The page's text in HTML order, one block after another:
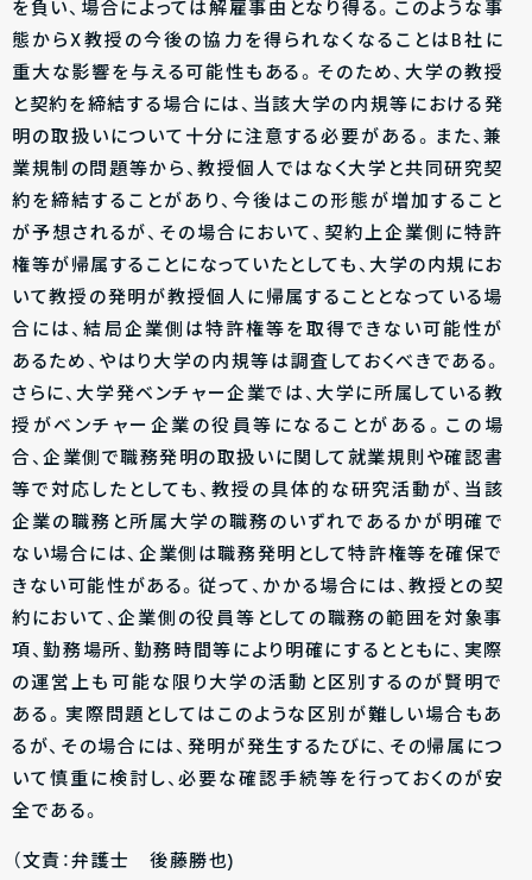
を負い、場合によっては解雇事由となり得る。このような事
態からX教授の今後の協力を得られなくなることはB社に
重大な影響を与える可能性もある。そのため、大学の教授
と契約を締結する場合には、当該大学の内規等における発
明の取扱いについて十分に注意する必要がある。また、兼
業規制の問題等から、教授個人ではなく大学と共同研究契
約を締結することがあり、今後はこの形態が増加すること
が予想されるが、その場合において、契約上企業側に特許
権等が帰属することになっていたとしても、大学の内規にお
いて教授の発明が教授個人に帰属することとなっている場
合には、結局企業側は特許権等を取得できない可能性が
あるため、やはり大学の内規等は調査しておくべきである。
さらに、大学発ベンチャー企業では、大学に所属している教
授がベンチャー企業の役員等になることがある。この場
合、企業側で職務発明の取扱いに関して就業規則や確認書
等で対応したとしても、教授の具体的な研究活動が、当該
企業の職務と所属大学の職務のいずれであるかが明確で
ない場合には、企業側は職務発明として特許権等を確保で
きない可能性がある。従って、かかる場合には、教授との契
約において、企業側の役員等としての職務の範囲を対象事
項、勤務場所、勤務時間等により明確にするとともに、実際
の運営上も可能な限り大学の活動と区別するのが賢明で
ある。実際問題としてはこのような区別が難しい場合もあ
るが、その場合には、発明が発生するたびに、その帰属につ
いて慎重に検討し、必要な確認手続等を行っておくのが安
全である。
（文責：弁護士 後藤勝也)